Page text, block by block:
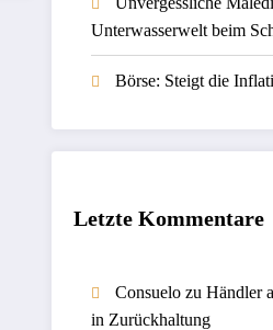
Unterwasserwelt beim
Börse: Steigt die
Letzte Kommentare
Consuelozu Händler
in Zurückhaltung